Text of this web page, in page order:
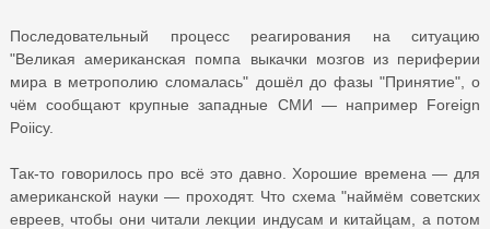
Последовательный процесс реагирования на ситуацию
"Великая американская помпа выкачки мозгов из периферии
мира в метрополию сломалась" дошёл до фазы "Принятие", о
чём сообщают крупные западные СМИ — например Foreign
Poiicy.
Так-то говорилось про всё это давно. Хорошие времена — для
американской науки — проходят. Что схема "наймём советских
евреев, чтобы они читали лекции индусам и китайцам, а потом